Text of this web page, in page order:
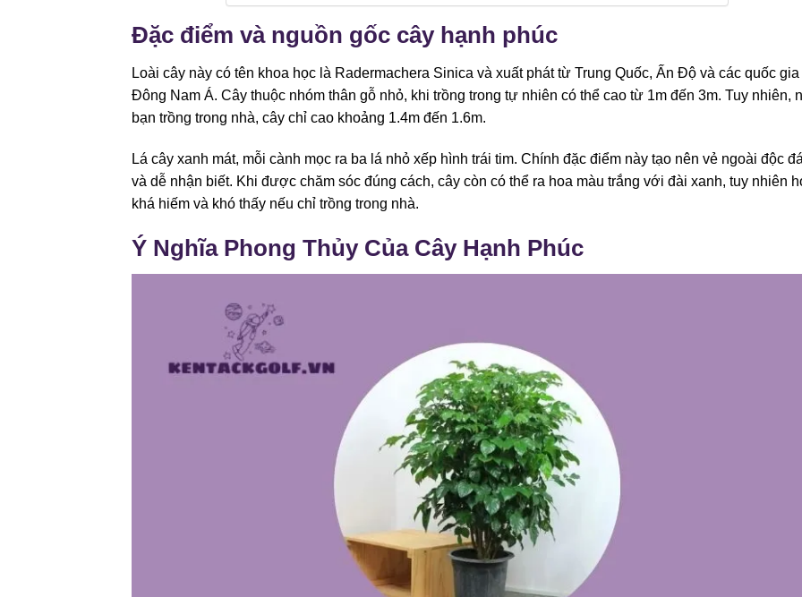
Đặc điểm và nguồn gốc cây hạnh phúc
Loài cây này có tên khoa học là Radermachera Sinica và xuất phát từ Trung Quốc, Ấn Độ và các quốc gia
Đông Nam Á. Cây thuộc nhóm thân gỗ nhỏ, khi trồng trong tự nhiên có thể cao từ 1m đến 3m. Tuy nhiên,
bạn trồng trong nhà, cây chỉ cao khoảng 1.4m đến 1.6m.
Lá cây xanh mát, mỗi cành mọc ra ba lá nhỏ xếp hình trái tim. Chính đặc điểm này tạo nên vẻ ngoài độc
và dễ nhận biết. Khi được chăm sóc đúng cách, cây còn có thể ra hoa màu trắng với đài xanh, tuy nhiên
khá hiếm và khó thấy nếu chỉ trồng trong nhà.
Ý Nghĩa Phong Thủy Của Cây Hạnh Phúc